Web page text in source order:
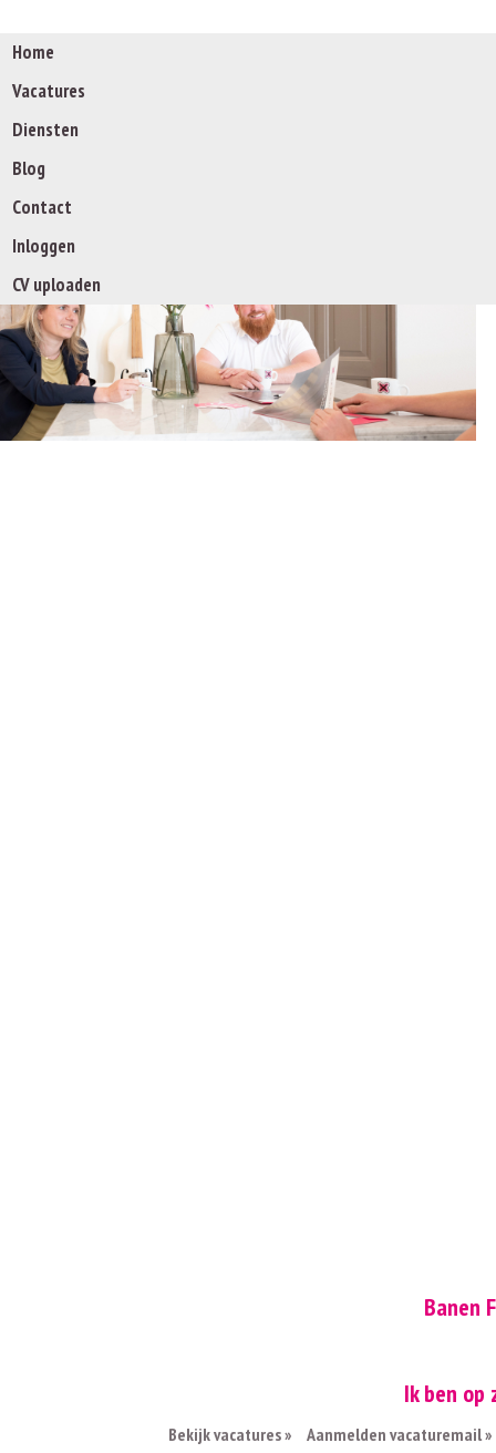
Home
Vacatures
Diensten
Blog
Contact
Inloggen
CV uploaden
Banen
Ik ben op
Bekijk vacatures » Aanmelden vacaturemail »